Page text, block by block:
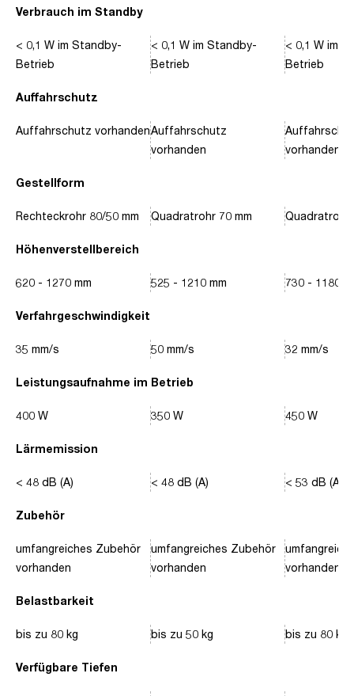
Verbrauch im Standby
Auffahrschutz
Gestellform
Höhenverstellbereich
Verfahrgeschwindigkeit
Leistungsaufnahme im Betrieb
Lärmemission
Zubehör
Belastbarkeit
Verfügbare Tiefen
< 0,1 W im Standby-
Betrieb
Auffahrschutz vorhanden
Rechteckrohr 80/50 mm
620 - 1270 mm
35 mm/s
400 W
< 48 dB (A)
umfangreiches Zubehör
vorhanden
bis zu 80 kg
< 0,1 W im Standby-
Betrieb
Auffahrschutz
vorhanden
Quadratrohr 70 mm
525 - 1210 mm
50 mm/s
350 W
< 48 dB (A)
umfangreiches Zubehör
vorhanden
bis zu 50 kg
< 0,1 W im
Betrieb
vorhanden
Quadratrohr
730 - 1180
32 mm/s
450 W
< 53 dB (A)
vorhanden
bis zu 80 kg